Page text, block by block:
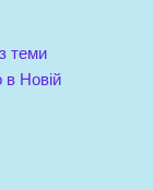
теми
Новій